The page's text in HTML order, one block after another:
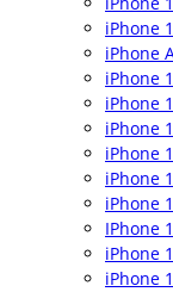
iPhone
iPhone
iPhone
iPhone
iPhone
iPhone
iPhone
iPhone
IPhone
iPhone
iPhone